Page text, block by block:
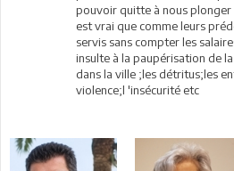
pouvoir quitte à nous plonger
est vrai que comme leurs
servis sans compter les
insulte à la paupérisation de
dans la ville ;les détritus;les
violence;l 'insécurité etc